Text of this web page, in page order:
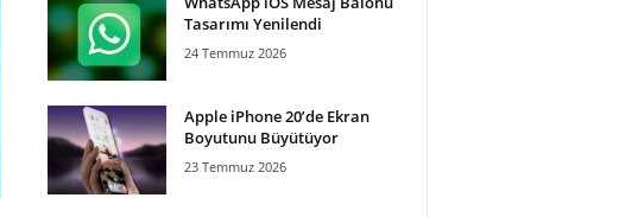
Tasarımı Yenilendi
24 Temmuz 2026
Apple iPhone 20’de Ekran
Boyutunu Büyütüyor
23 Temmuz 2026